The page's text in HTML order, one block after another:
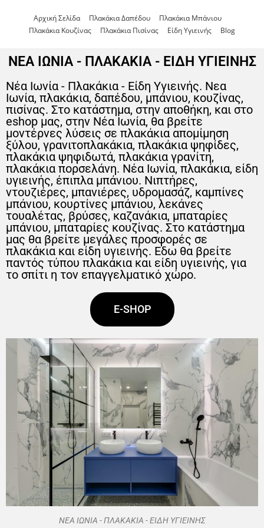
Αρχική Σελίδα Πλακάκια Δαπέδου
Πλακάκια Μπάνιου
Πλακάκια Κουζίνας
Πλακάκια Πισίνας Είδη Υγιεινής Blog
ΝΕΑ ΙΩΝΙΑ - ΠΛΑΚΑΚΙΑ - ΕΙΔΗ ΥΓΙΕΙΝΗΣ
Νέα Ιωνία - Πλακάκια - Είδη Υγιεινής. Νεα
Ιωνία, πλακάκια, δαπέδου, μπάνιου, κουζίνας,
πισίνας. Στο κατάστημα, στην αποθήκη, και στο
eshop μας, στην Νέα Ιωνία, θα βρείτε
μοντέρνες λύσεις σε πλακάκια απομίμηση
ξύλου, γρανιτοπλακάκια, πλακάκια ψηφίδες,
πλακάκια ψηφιδωτά, πλακάκια γρανίτη,
πλακάκια πορσελάνη. Νέα Ιωνία, πλακάκια, είδη
υγιεινής, έπιπλα μπάνιου. Νιπτήρες,
ντουζιέρες, μπανιέρες, υδρομασάζ, καμπίνες
μπάνιου, κουρτίνες μπάνιου, λεκάνες
τουαλέτας, βρύσες, καζανάκια, μπαταρίες
μπάνιου, μπαταρίες κουζίνας. Στο κατάστημα
μας θα βρείτε μεγάλες προσφορές σε
πλακάκια και είδη υγιεινής. Εδω θα βρείτε
παντός τύπου πλακάκια και είδη υγιεινής, για
το σπίτι η τον επαγγελματικό χώρο.
E-SHOP
ΝΕΑ ΙΩΝΙΑ - ΠΛΑΚΑΚΙΑ - ΕΙΔΗ ΥΓΙΕΙΝΗΣ